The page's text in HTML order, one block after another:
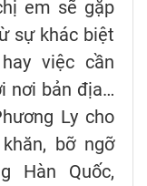
em sẽ gặp
sự khác biệt
việc cần
nơi bản địa…
Ly cho
bỡ ngỡ
Hàn Quốc,